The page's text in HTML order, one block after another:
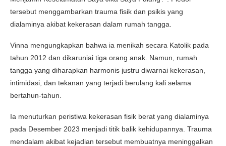
tersebut menggambarkan trauma fisik dan psikis yang
dialaminya akibat kekerasan dalam rumah tangga.
Vinna mengungkapkan bahwa ia menikah secara Katolik pada
tahun 2012 dan dikaruniai tiga orang anak. Namun, rumah
tangga yang diharapkan harmonis justru diwarnai kekerasan,
intimidasi, dan tekanan yang terjadi berulang kali selama
bertahun-tahun.
Ia menuturkan peristiwa kekerasan fisik berat yang dialaminya
pada Desember 2023 menjadi titik balik kehidupannya. Trauma
mendalam akibat kejadian tersebut membuatnya meninggalkan